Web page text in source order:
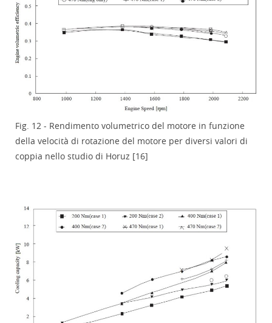
Fig. 12 - Rendimento volumetrico del motore in funzione
della velocità di rotazione del motore per diversi valori di
coppia nello studio di Horuz [16]